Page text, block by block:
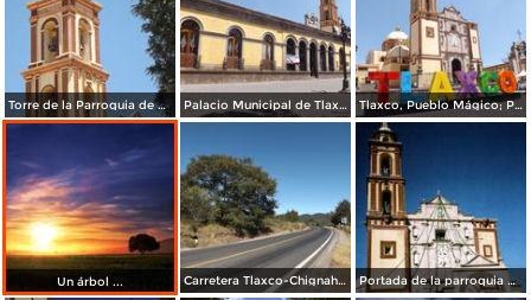
Torre de la Parroquia de San Agustín. Marzo/2018 Palacio Municipal de Tlaxco. Marzo/2018 Tlaxco, Pueblo Mágico; Parroquia de San Agustín. Marzo/2018
Un árbol ... Carretera Tlaxco-Chignahuapan. Noviembre/2012 Portada de la parroquia de San Agustín ( Siglo XVII). Tlaxco. 2006